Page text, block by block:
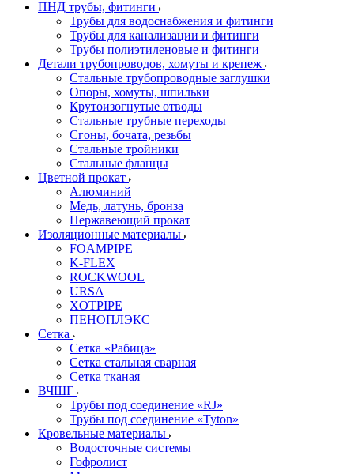
ПНД трубы, фитинги
Трубы для водоснабжения и фитинги
Трубы для канализации и фитинги
Трубы полиэтиленовые и фитинги
Детали трубопроводов, хомуты и крепеж
Стальные трубопроводные заглушки
Опоры, хомуты, шпильки
Крутоизогнутые отводы
Стальные трубные переходы
Сгоны, бочата, резьбы
Стальные тройники
Стальные фланцы
Цветной прокат
Алюминий
Медь, латунь, бронза
Нержавеющий прокат
Изоляционные материалы
FOAMPIPE
K-FLEX
ROCKWOOL
URSA
XOTPIPE
ПЕНОПЛЭКС
Сетка
Сетка «Рабица»
Сетка стальная сварная
Сетка тканая
ВЧШГ
Трубы под соединение «RJ»
Трубы под соединение «Tyton»
Кровельные материалы
Водосточные системы
Гофролист